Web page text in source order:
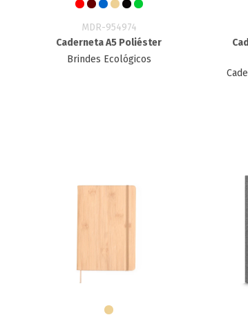
MDR-954974
Caderneta A5 Poliéster
Brindes Ecológicos